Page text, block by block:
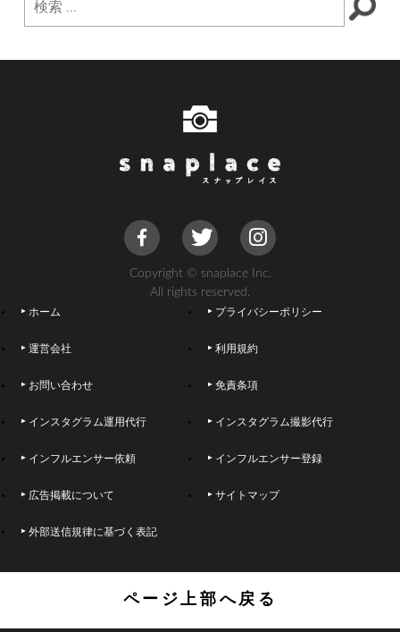
Copyright © snaplace Inc.
All rights reserved.
ホーム プライバシーポリシー
運営会社 利用規約
お問い合わせ 免責条項
インスタグラム運用代行 インスタグラム撮影代行
インフルエンサー依頼 インフルエンサー登録
広告掲載について サイトマップ
外部送信規律に基づく表記
ページ上部へ戻る